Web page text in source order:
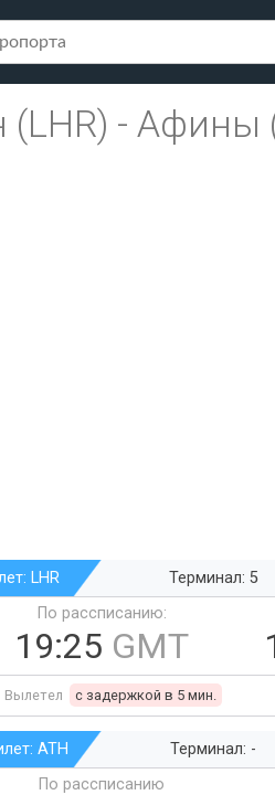
- Афины
LHR Терминал: 5
По рассписанию:
19:25 GMT
Вылетел c задержкой в 5 мин.
ATH Терминал: -
По рассписанию